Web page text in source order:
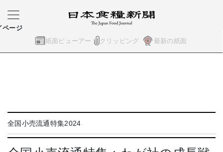
紙面ビューアー クリッピング 最新の紙面
ページ
全国小売流通特集2024